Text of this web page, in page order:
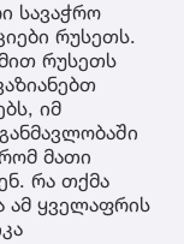
სავაჭრო
რუსეთს.
რუსეთს
იმ
მათი
რა თქმა
ამ ყველაფრის